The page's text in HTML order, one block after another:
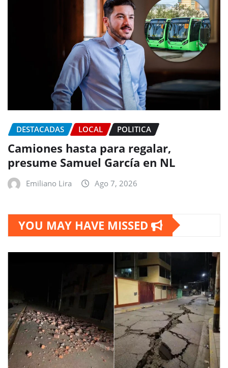
DESTACADAS LOCAL POLITICA
Camiones hasta para regalar,
presume Samuel García en NL
Emiliano Lira Ago 7, 2026
YOU MAY HAVE MISSED